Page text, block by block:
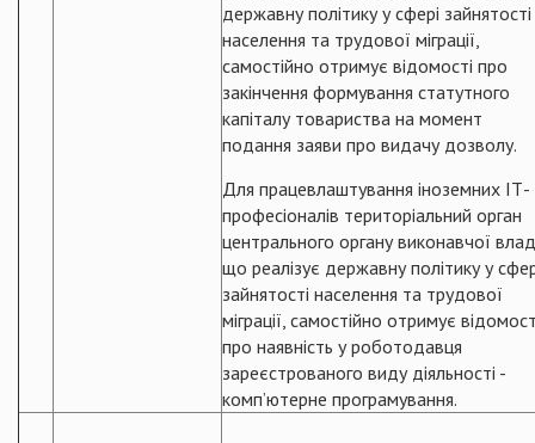
державну політику у сфері зайнятості
населення та трудової міграції,
самостійно отримує відомості про
закінчення формування статутного
капіталу товариства на момент
подання заяви про видачу дозволу.
Для працевлаштування іноземних ІТ-
професіоналів територіальний орган
центрального органу виконавчої
що реалізує державну політику у
зайнятості населення та трудової
міграції, самостійно отримує
про наявність у роботодавця
зареєстрованого виду діяльності -
комп’ютерне програмування.